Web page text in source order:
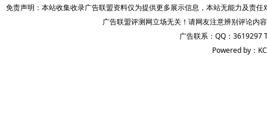
免责声明：本站收集收录广告联盟资料仅为提供更多展示信息，本站无能力及责
广告联盟评测网立场无关！请网友注意辨别评论内
广告联系：QQ：3619297
Powered by：